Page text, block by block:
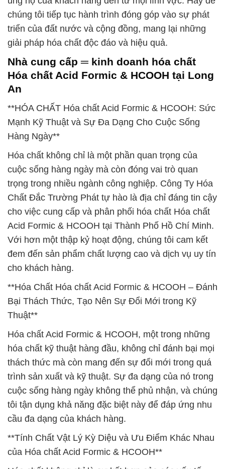
chúng tôi tiếp tục hành trình đóng góp vào sự phát
triển của đất nước và cộng đồng, mang lại những
giải pháp hóa chất độc đáo và hiệu quả.
Nhà cung cấp ═ kinh doanh hóa chất
Hóa chất Acid Formic & HCOOH tại Long
An
**HÓA CHẤT Hóa chất Acid Formic & HCOOH: Sức
Mạnh Kỹ Thuật và Sự Đa Dạng Cho Cuộc Sống
Hàng Ngày**
Hóa chất không chỉ là một phần quan trọng của
cuộc sống hàng ngày mà còn đóng vai trò quan
trọng trong nhiều ngành công nghiệp. Công Ty Hóa
Chất Đắc Trường Phát tự hào là địa chỉ đáng tin cậy
cho việc cung cấp và phân phối hóa chất Hóa chất
Acid Formic & HCOOH tại Thành Phố Hồ Chí Minh.
Với hơn một thập kỷ hoạt động, chúng tôi cam kết
đem đến sản phẩm chất lượng cao và dịch vụ uy tín
cho khách hàng.
**Hóa Chất Hóa chất Acid Formic & HCOOH – Đánh
Bại Thách Thức, Tạo Nên Sự Đổi Mới trong Kỹ
Thuật**
Hóa chất Acid Formic & HCOOH, một trong những
hóa chất kỹ thuật hàng đầu, không chỉ đánh bại mọi
thách thức mà còn mang đến sự đổi mới trong quá
trình sản xuất và kỹ thuật. Sự đa dạng của nó trong
cuộc sống hàng ngày không thể phủ nhận, và chúng
tôi tận dụng khả năng đặc biệt này để đáp ứng nhu
cầu đa dạng của khách hàng.
**Tính Chất Vật Lý Kỳ Diệu và Ưu Điểm Khác Nhau
của Hóa chất Acid Formic & HCOOH**